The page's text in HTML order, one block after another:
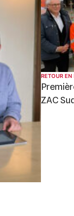
RETOUR EN
ZAC